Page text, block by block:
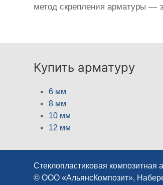
метод скрепления арматуры —
Купить арматуру
6 мм
8 мм
10 мм
12 мм
Стеклопластиковая композитная
© ООО «АльянсКомпозит»,